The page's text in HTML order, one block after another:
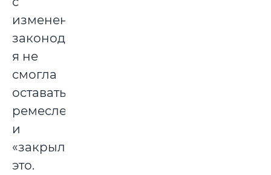
изменением
законодательства
я не
смогла
оставаться
ремесленником
и
«закрыла»
это.